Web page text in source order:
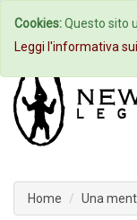
Home
Home Una
Cookies:Questo sito
Leggi l'informativa